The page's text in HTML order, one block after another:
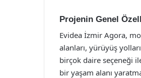
Projenin Genel
Evidea İzmir Agora,
alanları, yürüyüş
birçok daire seçeneği
bir yaşam alanı